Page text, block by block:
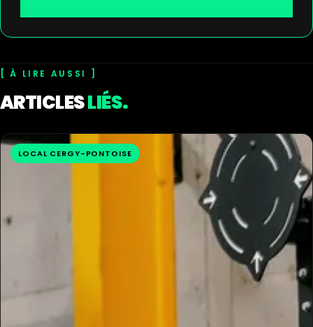
À LIRE AUSSI
ARTICLESLIÉS.
LOCAL CERGY-PONTOISE